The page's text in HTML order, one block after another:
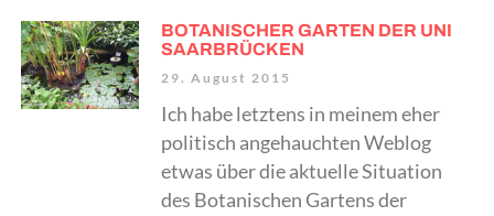
BOTANISCHER GARTEN DER UNI
SAARBRÜCKEN
29. August 2015
Ich habe letztens in meinem eher
politisch angehauchten Weblog
etwas über die aktuelle Situation
des Botanischen Gartens der